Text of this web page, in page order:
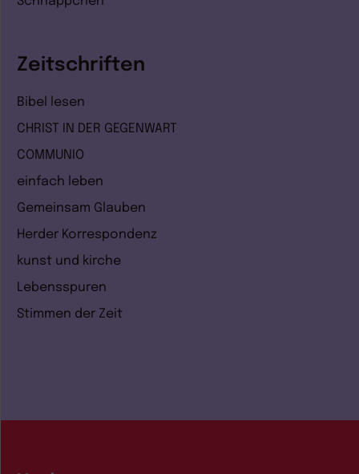
Zeitschriften
Bibel lesen
CHRIST IN DER GEGENWART
COMMUNIO
einfach leben
Gemeinsam Glauben
Herder Korrespondenz
kunst und kirche
Lebensspuren
Stimmen der Zeit